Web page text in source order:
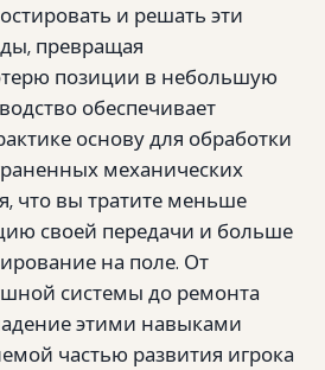
и решать эти
превращая
позиции в небольшую
обеспечивает
основу для обработки
механических
что вы тратите меньше
своей передачи и больше
на поле. От
системы до ремонта
этими навыками
частью развития игрока